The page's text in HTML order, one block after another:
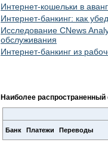
Интернет-кошельки в
Интернет-банкинг: как
Исследование CNews
обслуживания
Интернет-банкинг из
Наиболее
Банк Платежи Переводы